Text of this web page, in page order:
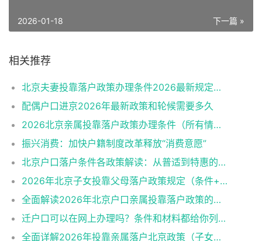
下一篇 »
2026-01-18
相关推荐
北京夫妻投靠落户政策办理条件2026最新规定消息
配偶户口进京2026年最新政策和轮候需要多久
2026北京亲属投靠落户政策办理条件（所有情况）
振兴消费：加快户籍制度改革释放“消费意愿”
北京户口落户条件各政策解读：从普适到特惠的多维通道
2026年北京子女投靠父母落户政策规定（条件+材料+流程）
全面解读2026年北京户口亲属投靠落户政策的各类情形
迁户口可以在网上办理吗？条件和材料都给你列好了！
全面详解2026年投靠亲属落户北京政策（子女、父母、夫妻）